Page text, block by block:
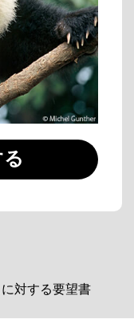
対する要望書